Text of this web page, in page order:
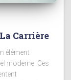
Carrière
élément
moderne. Ces